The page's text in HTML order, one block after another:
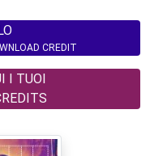
CREDIT
I TUOI